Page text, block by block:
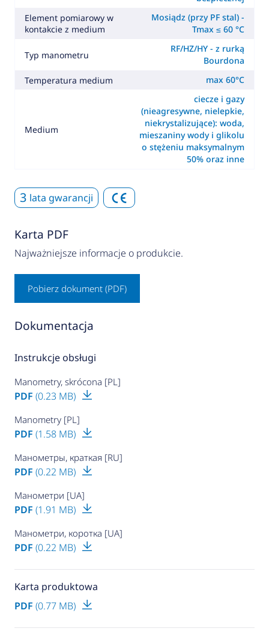
Element pomiarowy w
kontakcie z medium
Mosiądz (przy PF stal) -
Tmax ≤ 60 °C
Typ manometru
RF/HZ/HY - z rurką
Bourdona
Temperatura medium
max 60°C
Medium
ciecze i gazy
(nieagresywne, nielepkie,
niekrystalizujące): woda,
mieszaniny wody i glikolu
o stężeniu maksymalnym
50% oraz inne
3 lata gwarancji
Karta PDF
Najważniejsze informacje o produkcie.
Pobierz dokument (PDF)
Dokumentacja
Instrukcje obsługi
Manometry, skrócona [PL]
PDF (0.23 MB)
Manometry [PL]
PDF (1.58 MB)
Манометры, краткая [RU]
PDF (0.22 MB)
Манометри [UA]
PDF (1.91 MB)
Манометри, коротка [UA]
PDF (0.22 MB)
Karta produktowa
PDF (0.77 MB)